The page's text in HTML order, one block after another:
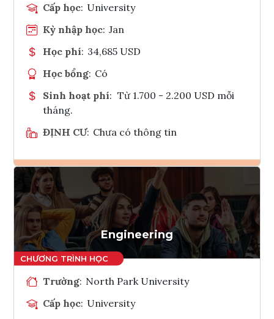
Cấp học: University
Kỳ nhập học: Jan
Học phí: 34,685 USD
Học bổng: Có
Sinh hoạt phí: Từ 1.700 - 2.200 USD mỗi
tháng.
ĐỊNH CƯ: Chưa có thông tin
Ghi danh
Tham vấn Interlink
Engineering
Trường: North Park University
Cấp học: University